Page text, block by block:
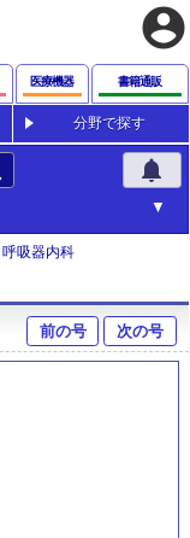
account_circle
医療機器 書籍通販
分野で探す
notifications
呼吸器内科
前の号 次の号